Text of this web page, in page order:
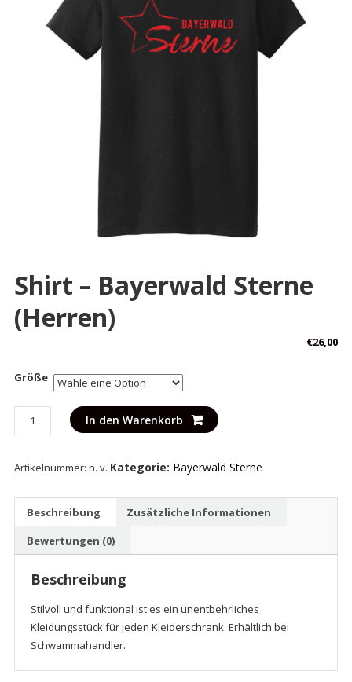
Shirt – Bayerwald Sterne
(Herren)
€26,00
Größe
Shirt
-
Bayerwald
Sterne
In den Warenkorb
Artikelnummer: n. v. Kategorie: Bayerwald Sterne
Beschreibung
Zusätzliche Informationen
Bewertungen (0)
Beschreibung
Stilvoll und funktional ist es ein unentbehrliches
Kleidungsstück für jeden Kleiderschrank. Erhältlich bei
Schwammahandler.